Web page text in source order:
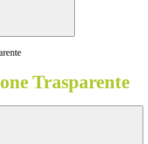
Trasparente